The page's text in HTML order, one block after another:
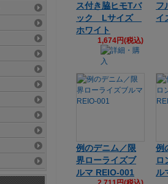
ス付き脇ヒモTバ
ック Lサイズ
ホワイト
1,674円(税込)
フ
イ
例のデニム／限
界ローライズブ
ルマ REIO-001
例
ロ
ル